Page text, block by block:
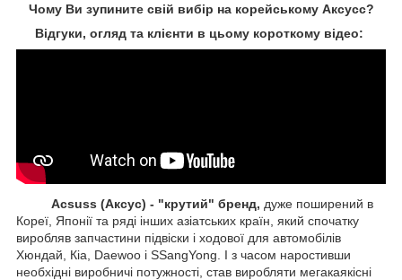
Чому Ви зупините свій вибір на корейському Аксусс?
Відгуки, огляд та клієнти в цьому короткому відео:
Acsuss (Аксус) - "крутий" бренд, дуже поширений в
Кореї, Японії та ряді інших азіатських країн, який спочатку
виробляв запчастини підвіски і ходової для автомобілів
Хюндай, Кіа, Daewoo і SSangYong. І з часом наростивши
необхідні виробничі потужності, став виробляти мегакаякісні